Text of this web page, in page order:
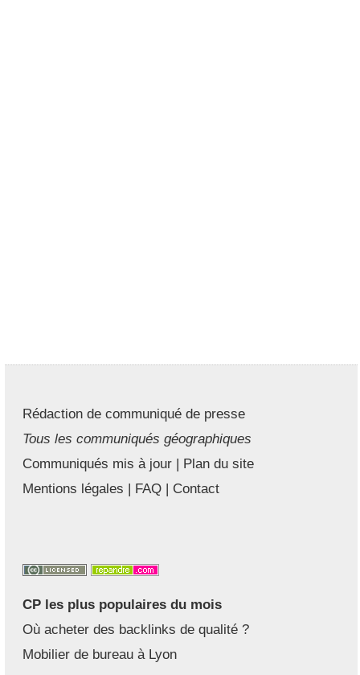
Rédaction de communiqué de presse
Tous les communiqués géographiques
Communiqués mis à jour | Plan du site
Mentions légales | FAQ | Contact
CP les plus populaires du mois
Où acheter des backlinks de qualité ?
Mobilier de bureau à Lyon